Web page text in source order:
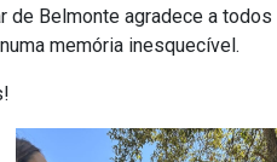
de Belmonte agradece a todos
memória inesquecível.